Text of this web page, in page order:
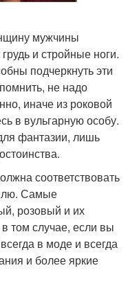
мужчины
и стройные ноги.
подчеркнуть эти
не надо
иначе из роковой
в вульгарную особу.
фантазии, лишь
соответствовать
Самые
розовый и их
том случае, если вы
в моде и всегда
и более яркие